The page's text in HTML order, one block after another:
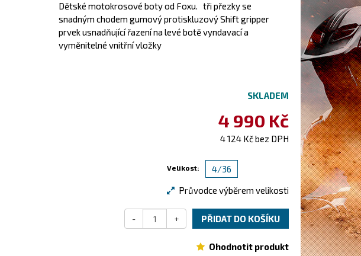
Dětské motokrosové boty od Foxu. tři přezky se
snadným chodem gumový protiskluzový Shift gripper
prvek usnadňující řazení na levé botě vyndavací a
vyměnitelné vnitřní vložky
SKLADEM
4 990 Kč
4 124 Kč bez DPH
Velikost:
4/36
Průvodce výběrem velikosti
PŘIDAT DO KOŠÍKU
- +
Ohodnotit produkt